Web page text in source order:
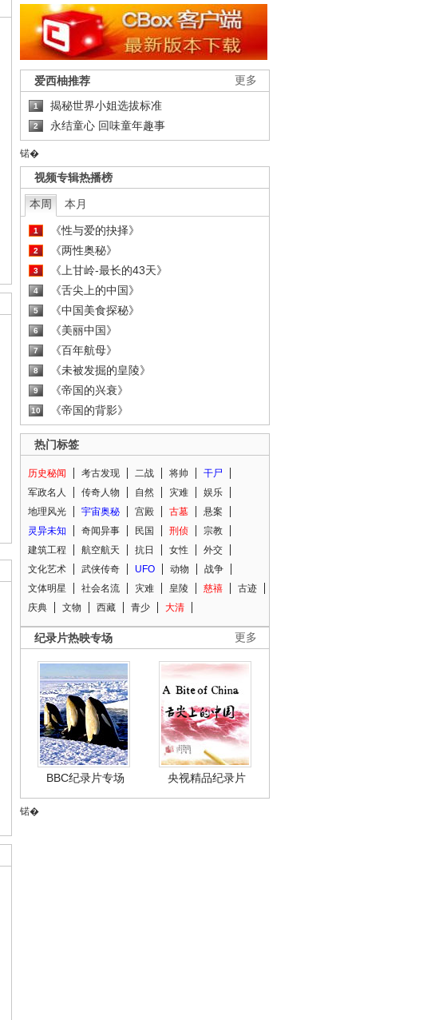
更多
爱西柚推荐
1 揭秘世界小姐选拔标准
2 永结童心 回味童年趣事
锘�
视频专辑热播榜
本周 本月
1 《性与爱的抉择》
2 《两性奥秘》
3 《上甘岭-最长的43天》
4 《舌尖上的中国》
5 《中国美食探秘》
6 《美丽中国》
7 《百年航母》
8 《未被发掘的皇陵》
9 《帝国的兴衰》
10 《帝国的背影》
热门标签
历史秘闻 考古发现 二战 将帅
干尸
军政名人
传奇人物 自然 灾难
娱乐
地理风光
宇宙奥秘 宫殿 古墓
悬案
灵异未知
奇闻异事 民国 刑侦
宗教
建筑工程
航空航天 抗日 女性
外交
文化艺术
武侠传奇 UFO 动物
战争
文体明星
社会名流 灾难 皇陵 慈禧
古迹
庆典
文物 西藏 青少 大清
更多
纪录片热映专场
BBC纪录片专场 央视精品纪录片
锘�